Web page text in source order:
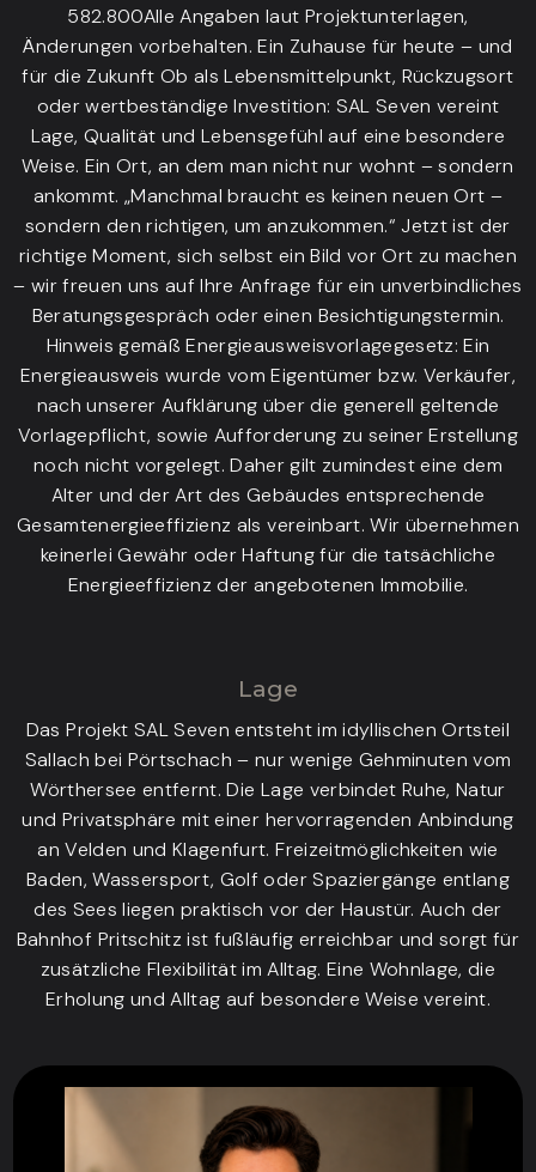
582.800Alle Angaben laut Projektunterlagen,
Änderungen vorbehalten. Ein Zuhause für heute – und
für die Zukunft Ob als Lebensmittelpunkt, Rückzugsort
oder wertbeständige Investition: SAL Seven vereint
Lage, Qualität und Lebensgefühl auf eine besondere
Weise. Ein Ort, an dem man nicht nur wohnt – sondern
ankommt. „Manchmal braucht es keinen neuen Ort –
sondern den richtigen, um anzukommen.“ Jetzt ist der
richtige Moment, sich selbst ein Bild vor Ort zu machen
– wir freuen uns auf Ihre Anfrage für ein unverbindliches
Beratungsgespräch oder einen Besichtigungstermin.
Hinweis gemäß Energieausweisvorlagegesetz: Ein
Energieausweis wurde vom Eigentümer bzw. Verkäufer,
nach unserer Aufklärung über die generell geltende
Vorlagepflicht, sowie Aufforderung zu seiner Erstellung
noch nicht vorgelegt. Daher gilt zumindest eine dem
Alter und der Art des Gebäudes entsprechende
Gesamtenergieeffizienz als vereinbart. Wir übernehmen
keinerlei Gewähr oder Haftung für die tatsächliche
Energieeffizienz der angebotenen Immobilie.
Lage
Das Projekt SAL Seven entsteht im idyllischen Ortsteil
Sallach bei Pörtschach – nur wenige Gehminuten vom
Wörthersee entfernt. Die Lage verbindet Ruhe, Natur
und Privatsphäre mit einer hervorragenden Anbindung
an Velden und Klagenfurt. Freizeitmöglichkeiten wie
Baden, Wassersport, Golf oder Spaziergänge entlang
des Sees liegen praktisch vor der Haustür. Auch der
Bahnhof Pritschitz ist fußläufig erreichbar und sorgt für
zusätzliche Flexibilität im Alltag. Eine Wohnlage, die
Erholung und Alltag auf besondere Weise vereint.